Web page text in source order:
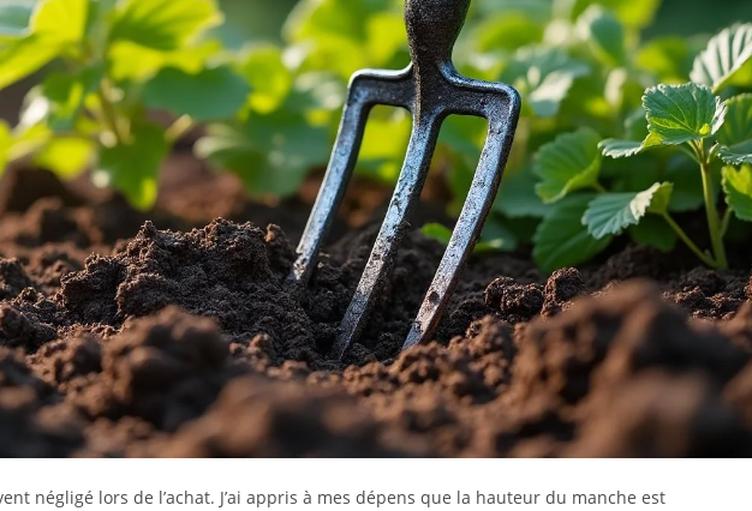
négligé lors de l’achat. J’ai appris à mes dépens que la hauteur du manche est